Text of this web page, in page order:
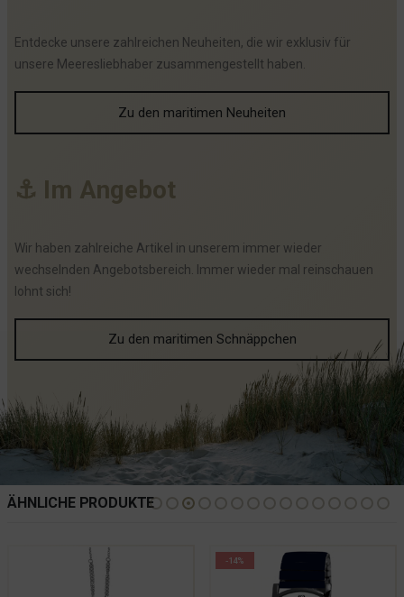
Entdecke unsere zahlreichen Neuheiten, die wir exklusiv für
unsere Meeresliebhaber zusammengestellt haben.
Zu den maritimen Neuheiten
⚓ Im Angebot
Wir haben zahlreiche Artikel in unserem immer wieder
wechselnden Angebotsbereich. Immer wieder mal reinschauen
lohnt sich!
Zu den maritimen Schnäppchen
ÄHNLICHE PRODUKTE
-14%